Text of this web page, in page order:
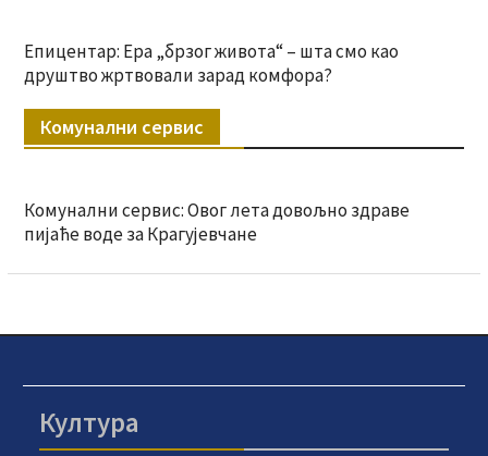
Епицентар: Ера „брзог живота“ – шта смо као
друштво жртвовали зарад комфора?
Комунални сервис
Комунални сервис: Овог лета довољно здраве
пијаће воде за Крагујевчане
Култура